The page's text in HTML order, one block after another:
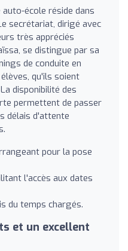
école réside dans
secrétariat, dirigé avec
très appréciés
se distingue par sa
de conduite en
qu'ils soient
disponibilité des
permettent de passer
délais d'attente
pour la pose
l'accès aux dates
du temps chargés.
et un excellent